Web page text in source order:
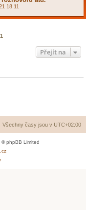
18.11
1
Přejít na
Všechny časy jsou v UTC+02:00
© phpBB Limited